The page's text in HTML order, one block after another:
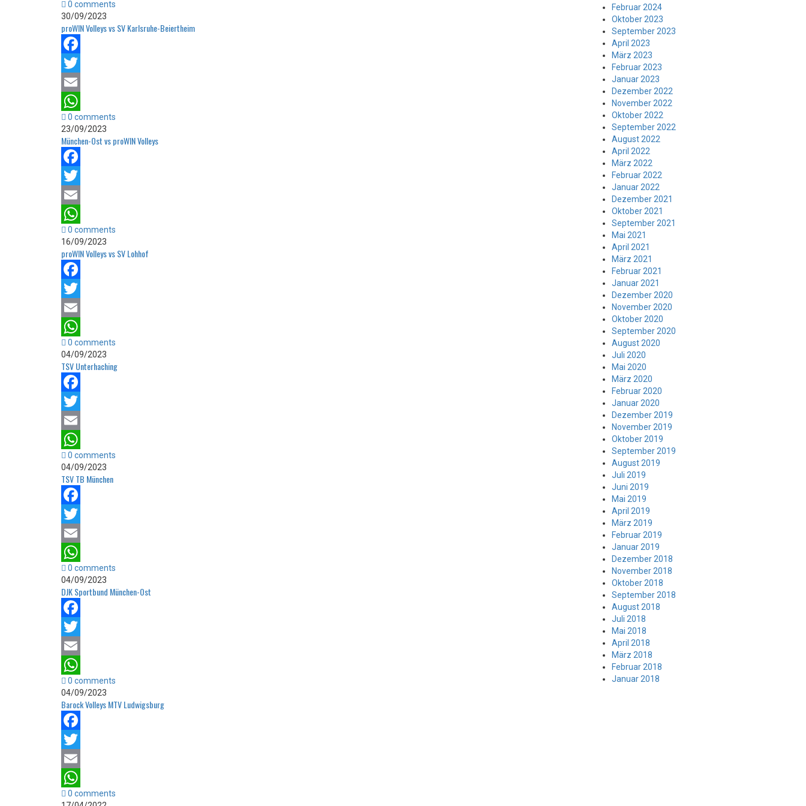
WhatsApp
0 comments
30/09/2023
proWIN Volleys vs SV Karlsruhe-Beiertheim
Facebook
Twitter
Email
WhatsApp
0 comments
23/09/2023
München-Ost vs proWIN Volleys
Facebook
Twitter
Email
WhatsApp
0 comments
16/09/2023
proWIN Volleys vs SV Lohhof
Facebook
Twitter
Email
WhatsApp
0 comments
04/09/2023
TSV Unterhaching
Facebook
Twitter
Email
WhatsApp
0 comments
04/09/2023
TSV TB München
Facebook
Twitter
Email
WhatsApp
0 comments
04/09/2023
DJK Sportbund München-Ost
Facebook
Twitter
Email
WhatsApp
0 comments
04/09/2023
Barock Volleys MTV Ludwigsburg
Facebook
Twitter
Email
WhatsApp
0 comments
Februar 2024
Oktober 2023
September 2023
April 2023
März 2023
Februar 2023
Januar 2023
Dezember 2022
November 2022
Oktober 2022
September 2022
August 2022
April 2022
März 2022
Februar 2022
Januar 2022
Dezember 2021
Oktober 2021
September 2021
Mai 2021
April 2021
März 2021
Februar 2021
Januar 2021
Dezember 2020
November 2020
Oktober 2020
September 2020
August 2020
Juli 2020
Mai 2020
März 2020
Februar 2020
Januar 2020
Dezember 2019
November 2019
Oktober 2019
September 2019
August 2019
Juli 2019
Juni 2019
Mai 2019
April 2019
März 2019
Februar 2019
Januar 2019
Dezember 2018
November 2018
Oktober 2018
September 2018
August 2018
Juli 2018
Mai 2018
April 2018
März 2018
Februar 2018
Januar 2018